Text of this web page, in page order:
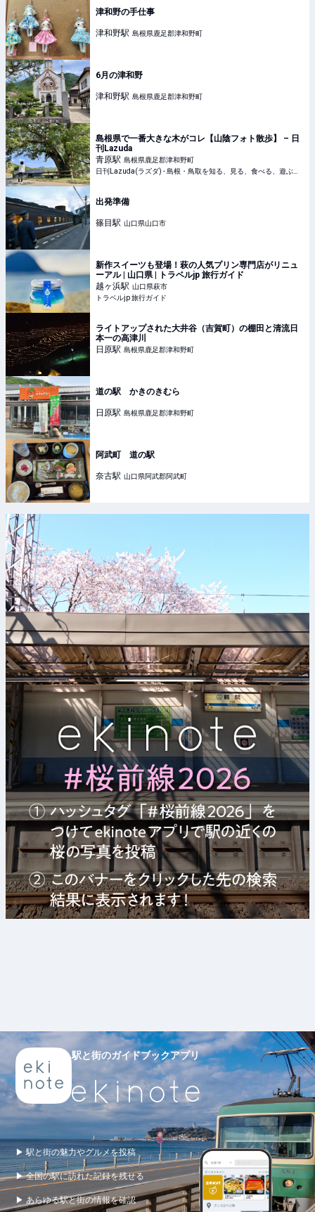
津和野の手仕事
津和野駅 島根県鹿足郡津和野町
6月の津和野
津和野駅 島根県鹿足郡津和野町
島根県で一番大きな木がコレ【山陰フォト散歩】 – 日
刊Lazuda
青原駅 島根県鹿足郡津和野町
出発準備
篠目駅 山口県山口市
新作スイーツも登場！萩の人気プリン専門店がリニュ
ーアル | 山口県 | トラベルjp 旅行ガイド
越ヶ浜駅 山口県萩市
トラベルjp 旅行ガイド
ライトアップされた大井谷（吉賀町）の棚田と清流日
本一の高津川
日原駅 島根県鹿足郡津和野町
道の駅 かきのきむら
日原駅 島根県鹿足郡津和野町
阿武町 道の駅
奈古駅 山口県阿武郡阿武町
駅と街のガイドブックアプリ
▶ 駅と街の魅力やグルメを投稿
▶ 全国の駅に訪れた記録を残せる
▶ あらゆる駅と街の情報を確認